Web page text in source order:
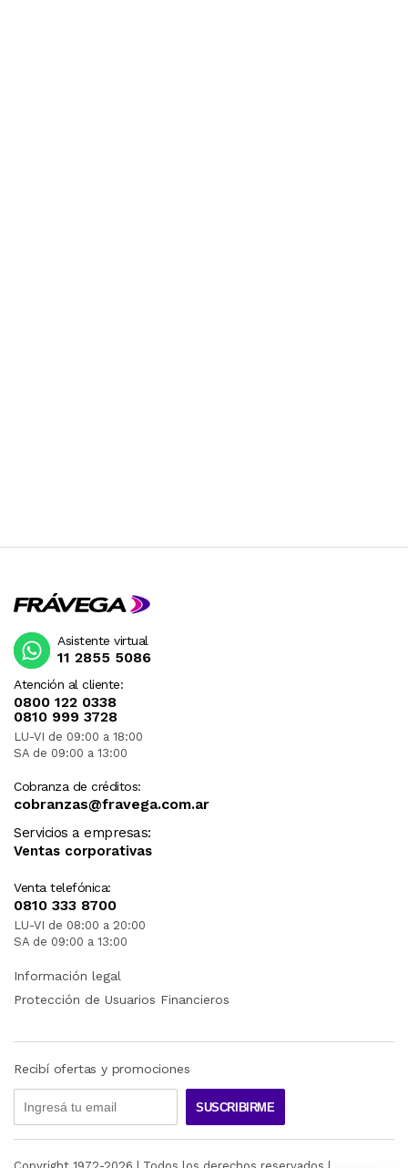
Atención al cliente:
0800 122 0338
0810 999 3728
LU-VI de 09:00 a 18:00
SA de 09:00 a 13:00
Cobranza de créditos:
cobranzas@fravega.com.ar
Servicios a empresas:
Ventas corporativas
Venta telefónica:
0810 333 8700
LU-VI de 08:00 a 20:00
SA de 09:00 a 13:00
Asistente virtual
11 2855 5086
Información legal
Protección de Usuarios Financieros
Recibí ofertas y promociones
SUSCRIBIRME